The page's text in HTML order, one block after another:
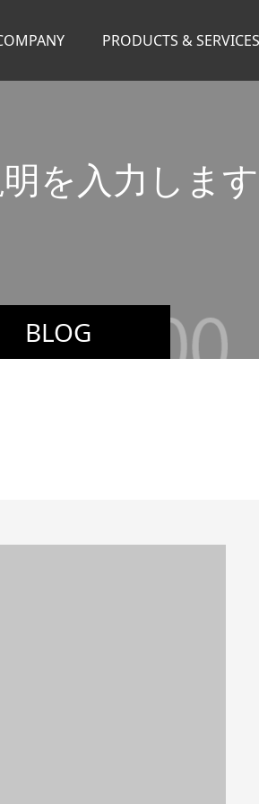
PRODUCTS & SERVICES
BLOG
を入力し ます